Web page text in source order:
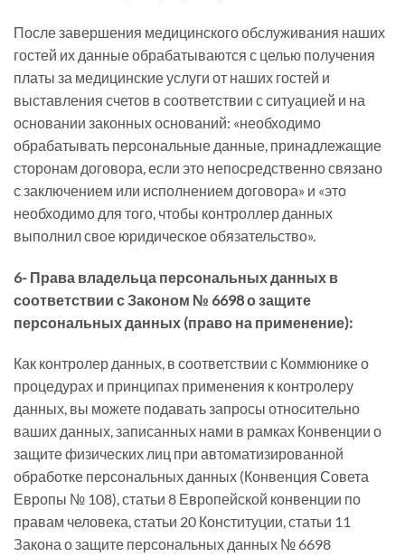
После завершения медицинского обслуживания наших
гостей их данные обрабатываются с целью получения
платы за медицинские услуги от наших гостей и
выставления счетов в соответствии с ситуацией и на
основании законных оснований: «необходимо
обрабатывать персональные данные, принадлежащие
сторонам договора, если это непосредственно связано
с заключением или исполнением договора» и «это
необходимо для того, чтобы контроллер данных
выполнил свое юридическое обязательство».
6- Права владельца персональных данных в
соответствии с Законом № 6698 о защите
персональных данных (право на применение):
Как контролер данных, в соответствии с Коммюнике о
процедурах и принципах применения к контролеру
данных, вы можете подавать запросы относительно
ваших данных, записанных нами в рамках Конвенции о
защите физических лиц при автоматизированной
обработке персональных данных (Конвенция Совета
Европы № 108), статьи 8 Европейской конвенции по
правам человека, статьи 20 Конституции, статьи 11
Закона о защите персональных данных № 6698